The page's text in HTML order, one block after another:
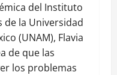
del Instituto
de la Universidad
(UNAM), Flavia
de que las
los problemas